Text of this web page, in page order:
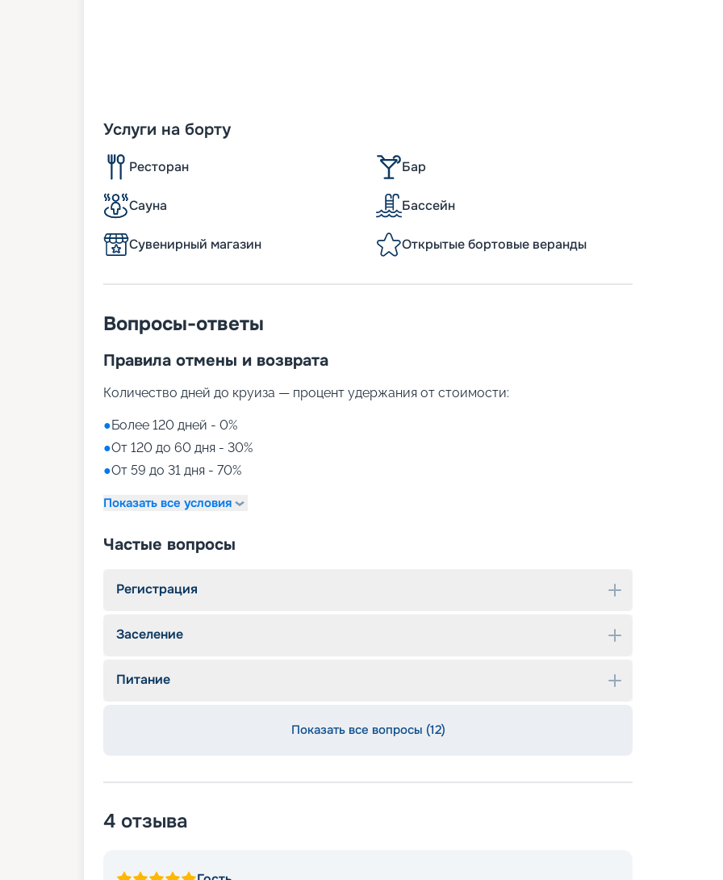
Услуги на борту
Ресторан Бар
Сауна Бассейн
Сувенирный магазин Открытые бортовые веранды
Вопросы-ответы
Правила отмены и возврата
Количество дней до круиза — процент удержания от стоимости:
●Более 120 дней - 0%
●От 120 до 60 дня - 30%
●От 59 до 31 дня - 70%
Показать все условия
Частые вопросы
Регистрация
Заселение
Питание
Показать все вопросы (12)
4 отзыва